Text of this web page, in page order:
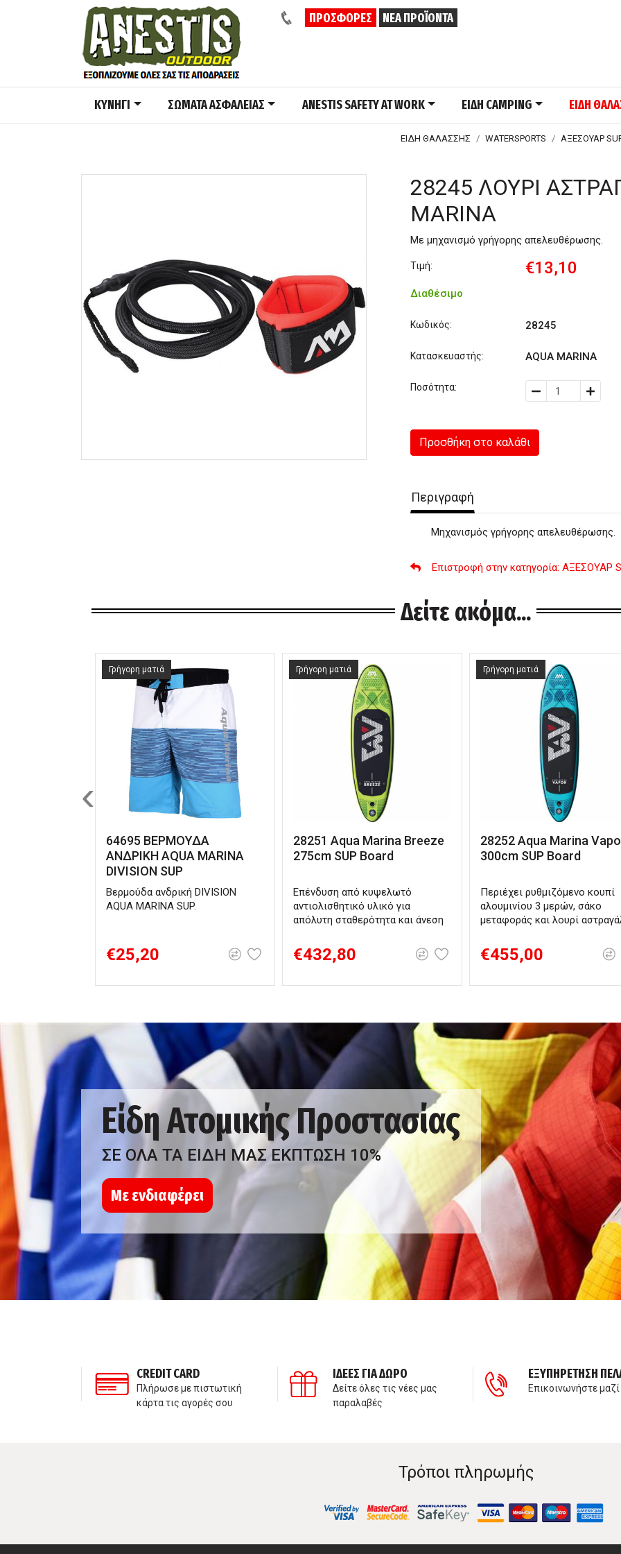
ΠΡΟΣΦΟΡΕΣ ΝΕΑ ΠΡΟΪΟΝΤΑ
ΚΥΝΗΓΙ ΣΩΜΑΤΑ ΑΣΦΑΛΕΙΑΣ ANESTIS SAFETY AT WORK ΕΙΔΗ CAMPING ΕΙΔΗ
ΕΙΔΗ ΘΑΛΑΣΣΗΣ WATERSPORTS ΑΞΕΣΟΥΑΡ
28245 ΛΟΥΡΙ
MARINA
Με μηχανισμό γρήγορης απελευθέρωσης.
Τιμή: €13,10
Διαθέσιμο
Κωδικός: 28245
Κατασκευαστής: AQUA MARINA
Ποσότητα:
Προσθήκη στο καλάθι
Περιγραφή
Μηχανισμός γρήγορης απελευθέρωσης.
Επιστροφή στην κατηγορία: ΑΞΕΣΟΥΑΡ
Δείτε ακόμα...
64695 ΒΕΡΜΟΥΔΑ
ΑΝΔΡΙΚΗ AQUA MARINA
DIVISION SUP
Βερμούδα ανδρική DIVISION
AQUA MARINA SUP.
€25,20
Γρήγορη ματιά
28251 Aqua Marina Breeze
275cm SUP Board
Επένδυση από κυψελωτό
αντιολισθητικό υλικό για
απόλυτη σταθερότητα και άνεση
€432,80
Γρήγορη ματιά
28252 Aqua Marina
300cm SUP Board
Περιέχει ρυθμιζόμενο κουπί
αλουμινίου 3 μερών, σάκο
μεταφοράς και λουρί
€455,00
Γρήγορη ματιά
‹
Είδη Ατομικής Προστασίας
ΣΕ ΟΛΑ ΤΑ ΕΙΔΗ ΜΑΣ ΕΚΠΤΩΣΗ 10%
Με ενδιαφέρει
CREDIT CARD
Πλήρωσε με πιστωτική
κάρτα τις αγορές σου
ΙΔΕΕΣ ΓΙΑ ΔΩΡΟ
Δείτε όλες τις νέες μας
παραλαβές
ΕΞΥΠΗΡΕΤΗΣΗ
Επικοινωνήστε
Τρόποι πληρωμής